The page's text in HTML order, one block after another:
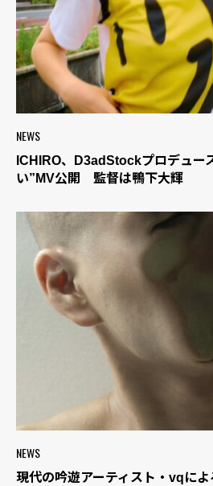
NEWS
ICHIRO、D3adStockプロデュー
い”MV公開 監督は鴨下大輝
NEWS
現代の吟遊アーティスト・vqに